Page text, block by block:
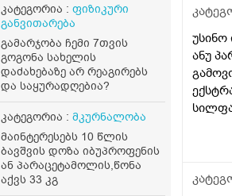
კატეგორია : ფიზიკური
განვითარება
გამარჯობა ჩემი 7თვის
გოგონა სახელის
დაძახებაზე არ რეაგირებს
და საყურადღებია?
კატეგორია : მკურნალობა
მაინტერესებს 10 წლის
ბავშვის დოზა იბუპროფენის
ან პარაცეტამოლის,წონა
აქვს 33 კგ
თუ
უსინო
ანუ